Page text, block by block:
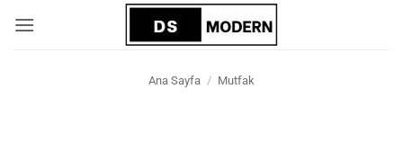
atla
Ana Sayfa / Mutfak